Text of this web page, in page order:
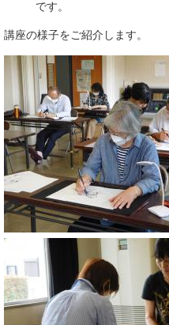
です。
講座の様子をご紹介します。